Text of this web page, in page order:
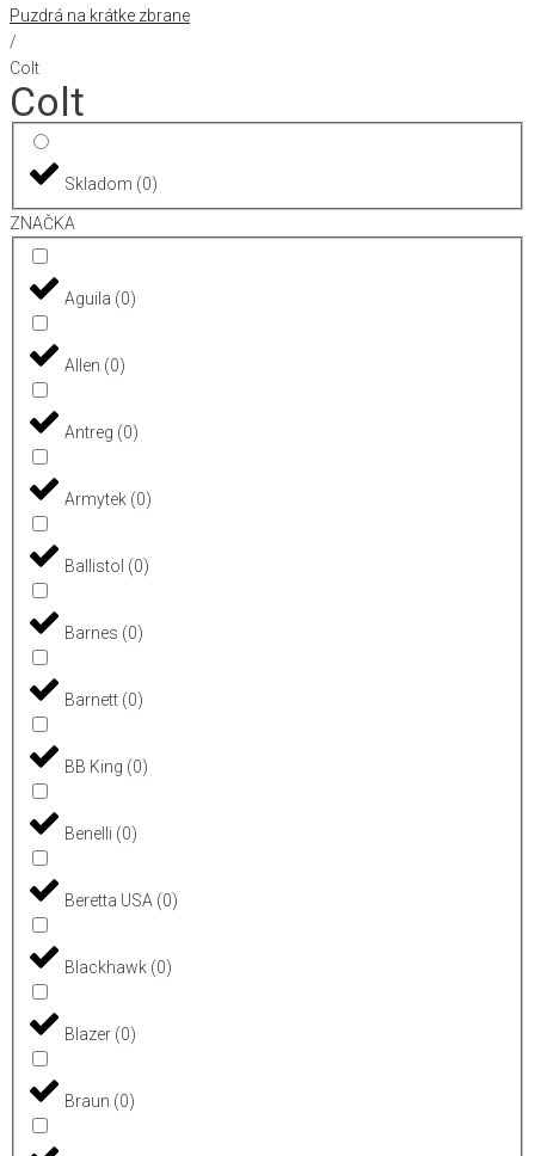
Puzdrá na krátke zbrane
/
Colt
Colt
Skladom (0)
ZNAČKA
Aguila (0)
Allen (0)
Antreg (0)
Armytek (0)
Ballistol (0)
Barnes (0)
Barnett (0)
BB King (0)
Benelli (0)
Beretta USA (0)
Blackhawk (0)
Blazer (0)
Braun (0)